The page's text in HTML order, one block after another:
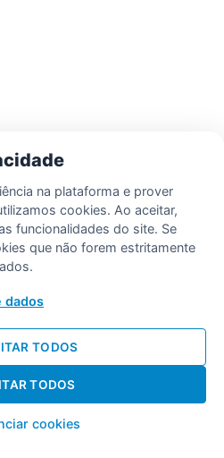
na plataforma e prover
cookies. Ao aceitar,
funcionalidades do site. Se
que não forem estritamente
dados
cookies
TODOS
TODOS